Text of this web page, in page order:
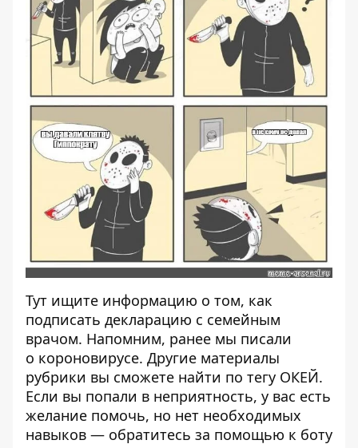
Тут ищите информацию о том, как
подписать декларацию с семейным
врачом. Напомним, ранее мы писали
о короновирусе. Другие материалы
рубрики вы сможете найти по тегу ОКЕЙ.
Если вы попали в неприятность, у вас есть
желание помочь, но нет необходимых
навыков — обратитесь за помощью к боту